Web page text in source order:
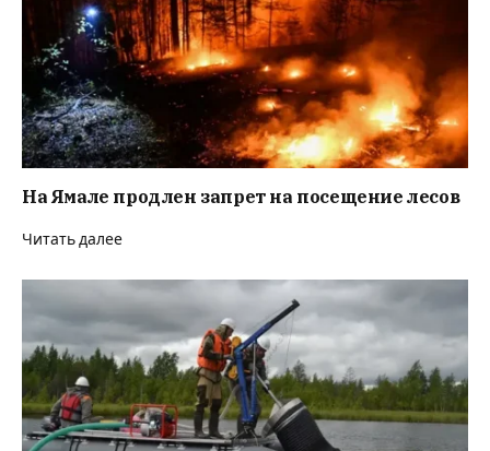
На Ямале продлен запрет на посещение лесов
Читать далее